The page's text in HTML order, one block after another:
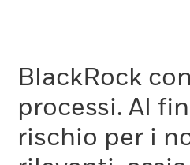
BlackRock
processi. Al
rischio per i